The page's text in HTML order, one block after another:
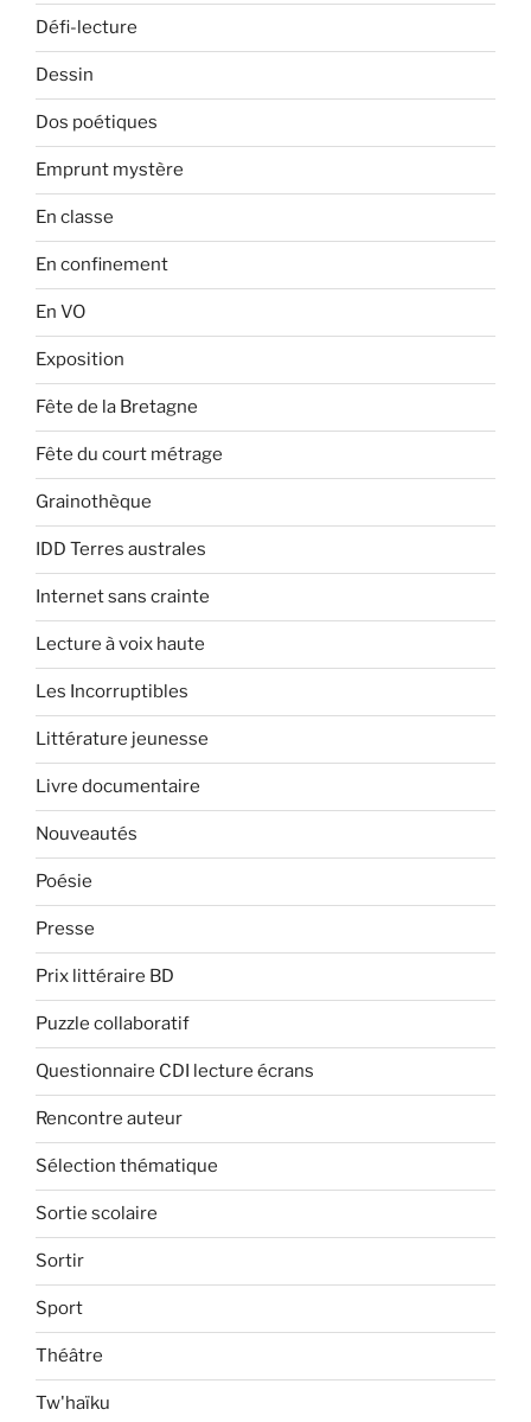
Défi-lecture
Dessin
Dos poétiques
Emprunt mystère
En classe
En confinement
En VO
Exposition
Fête de la Bretagne
Fête du court métrage
Grainothèque
IDD Terres australes
Internet sans crainte
Lecture à voix haute
Les Incorruptibles
Littérature jeunesse
Livre documentaire
Nouveautés
Poésie
Presse
Prix littéraire BD
Puzzle collaboratif
Questionnaire CDI lecture écrans
Rencontre auteur
Sélection thématique
Sortie scolaire
Sortir
Sport
Théâtre
Tw'haïku